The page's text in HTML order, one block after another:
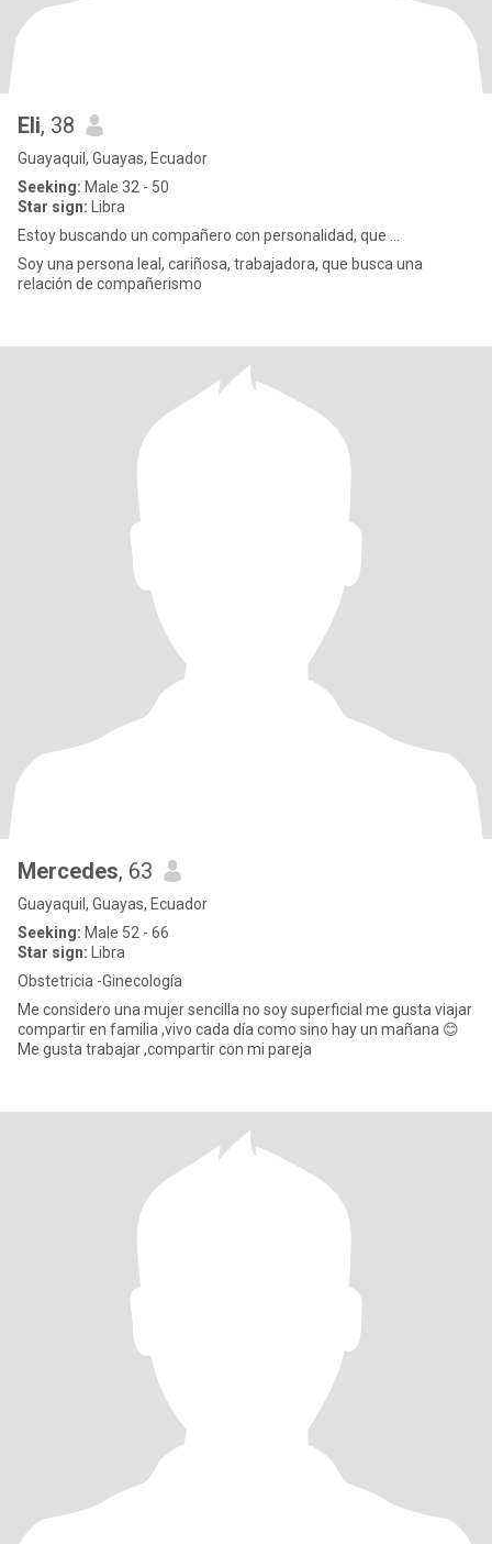
Eli, 38
Guayaquil, Guayas, Ecuador
Seeking: Male 32 - 50
Star sign: Libra
Estoy buscando un compañero con personalidad, que ...
Soy una persona leal, cariñosa, trabajadora, que busca una
relación de compañerismo
Mercedes, 63
Guayaquil, Guayas, Ecuador
Seeking: Male 52 - 66
Star sign: Libra
Obstetricia -Ginecología
Me considero una mujer sencilla no soy superficial me gusta viajar
compartir en familia ,vivo cada día como sino hay un mañana 😊
Me gusta trabajar ,compartir con mi pareja